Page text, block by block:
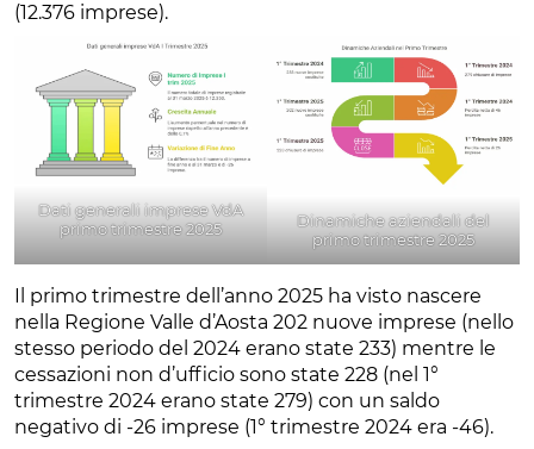
(12.376 imprese).
Dati generali imprese VdA
primo trimestre 2025
Dinamiche aziendali del
primo trimestre 2025
Il primo trimestre dell’anno 2025 ha visto nascere
nella Regione Valle d’Aosta 202 nuove imprese (nello
stesso periodo del 2024 erano state 233) mentre le
cessazioni non d’ufficio sono state 228 (nel 1°
trimestre 2024 erano state 279) con un saldo
negativo di -26 imprese (1° trimestre 2024 era -46).